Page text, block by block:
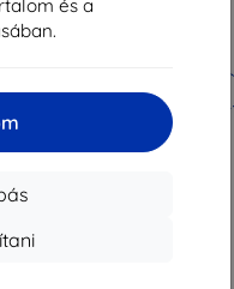
és a
EXTRA10
Tesla Front Emblem, black
- Tesla Model Y(Juniper)